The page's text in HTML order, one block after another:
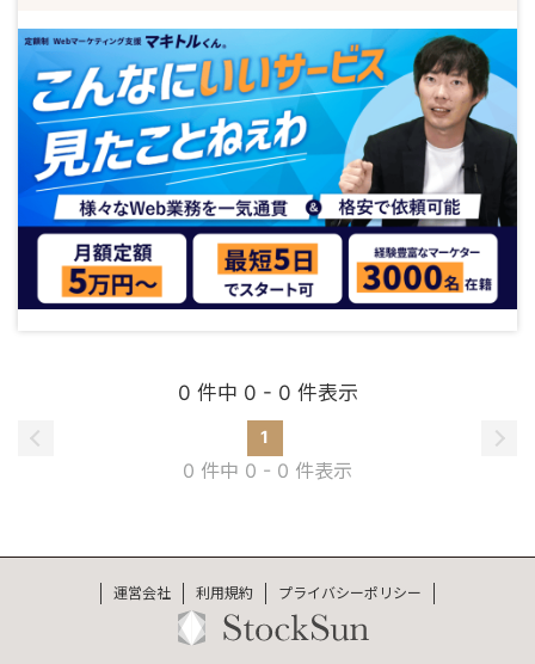
0 件中 0 - 0 件表示
1
0 件中 0 - 0 件表示
運営会社 利用規約 プライバシーポリシー